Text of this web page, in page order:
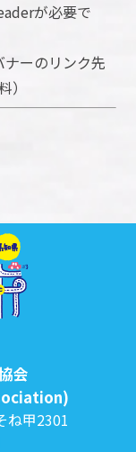
が必要で
ーのリンク先
会
甲2301